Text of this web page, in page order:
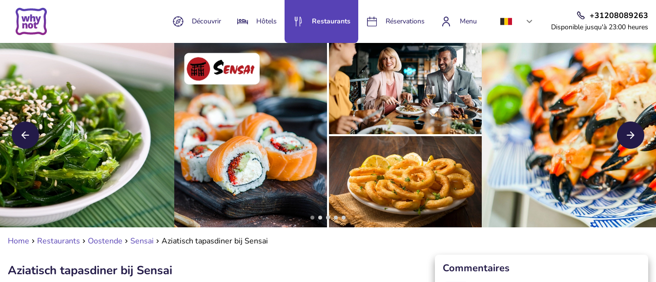
Découvrir Hôtels Restaurants Réservations Menu
+31208089263
Disponible jusqu'à 23:00 heures
Home Restaurants Oostende Sensai Aziatisch tapasdiner bij Sensai
Aziatisch tapasdiner bij Sensai
Commentaires